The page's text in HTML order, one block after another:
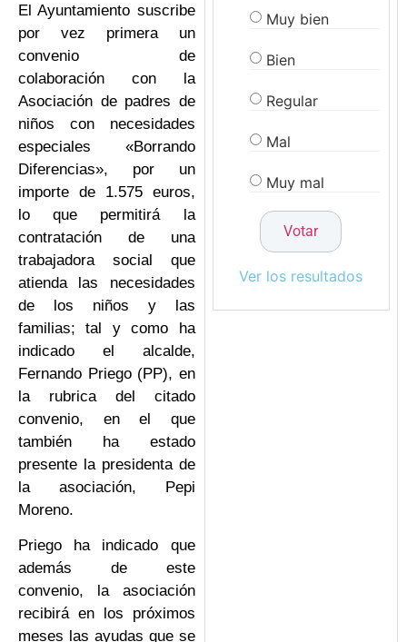
El Ayuntamiento suscribe
por vez primera un
convenio de
colaboración con la
Asociación de padres de
niños con necesidades
especiales «Borrando
Diferencias», por un
importe de 1.575 euros,
lo que permitirá la
contratación de una
trabajadora social que
atienda las necesidades
de los niños y las
familias; tal y como ha
indicado el alcalde,
Fernando Priego (PP), en
la rubrica del citado
convenio, en el que
también ha estado
presente la presidenta de
la asociación, Pepi
Moreno.
Priego ha indicado que
además de este
convenio, la asociación
recibirá en los próximos
meses las ayudas que se
Muy bien
Bien
Regular
Mal
Muy mal
Ver los resultados